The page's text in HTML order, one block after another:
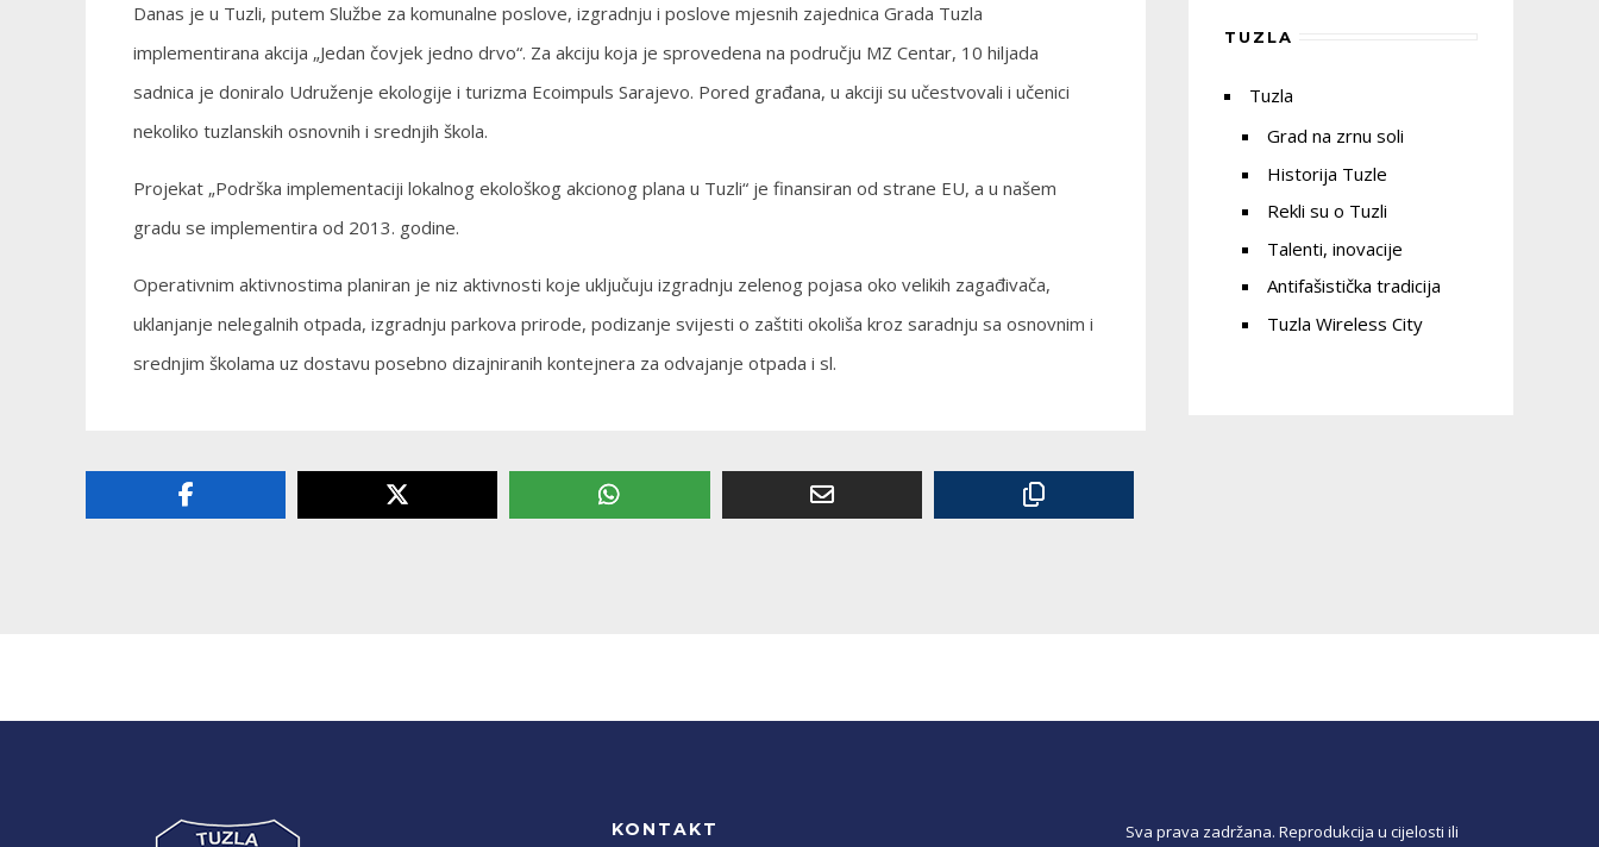
Danas je u Tuzli, putem Službe za komunalne poslove, izgradnju i poslove mjesnih zajednica Grada Tuzla
implementirana akcija „Jedan čovjek jedno drvo“. Za akciju koja je sprovedena na području MZ Centar, 10 hiljada
sadnica je doniralo Udruženje ekologije i turizma Ecoimpuls Sarajevo. Pored građana, u akciji su učestvovali i učenici
nekoliko tuzlanskih osnovnih i srednjih škola.
Projekat „Podrška implementaciji lokalnog ekološkog akcionog plana u Tuzli“ je finansiran od strane EU, a u našem
gradu se implementira od 2013. godine.
Operativnim aktivnostima planiran je niz aktivnosti koje uključuju izgradnju zelenog pojasa oko velikih zagađivača,
uklanjanje nelegalnih otpada, izgradnju parkova prirode, podizanje svijesti o zaštiti okoliša kroz saradnju sa osnovnim i
srednjim školama uz dostavu posebno dizajniranih kontejnera za odvajanje otpada i sl.
TUZLA
Tuzla
Grad na zrnu soli
Historija Tuzle
Rekli su o Tuzli
Talenti, inovacije
Antifašistička tradicija
Tuzla Wireless City
KONTAKT Sva prava zadržana. Reprodukcija u cijelosti ili